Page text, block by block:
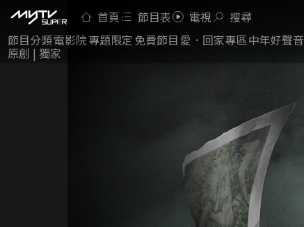
首頁 節目表 電視 搜尋
節目分類電影院專題限定 免費節目 愛．回家專區中年好聲音
原創 | 獨家